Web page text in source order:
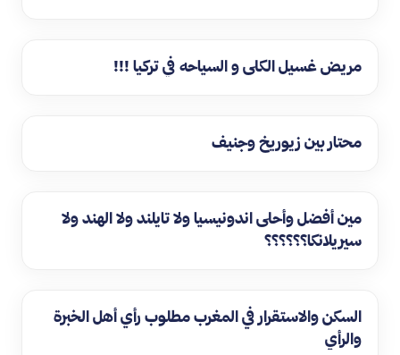
مريض غسيل الكلى و السياحه في تركيا !!!
محتار بين زيوريخ وجنيف
مين أفضل وأحلى اندونيسيا ولا تايلند ولا الهند ولا
سيريلانكا؟؟؟؟؟؟
السكن والاستقرار في المغرب مطلوب رأي أهل الخبرة
والرأي